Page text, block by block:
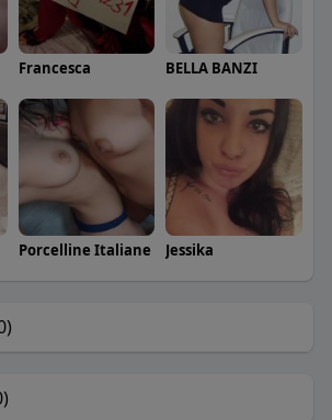
Francesca BELLA BANZI
Porcelline Italiane Jessika